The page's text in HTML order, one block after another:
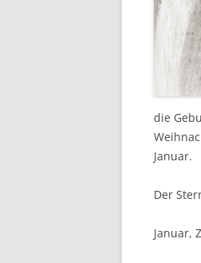
die
Januar.
Der
Januar,